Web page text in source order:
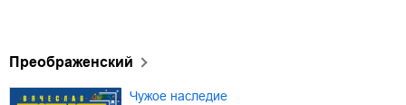
Преображенский
Чужое наследие